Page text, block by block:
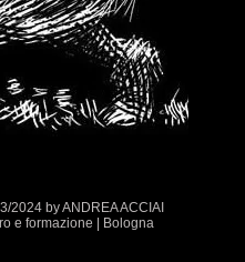
2024 by ANDREA ACCIAI
e formazione | Bologna